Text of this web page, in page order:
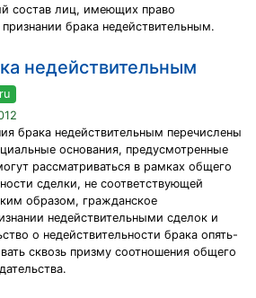
состав лиц, имеющих право
брака недействительным.
недействительным
брака недействительным перечислены
основания, предусмотренные
рассматриваться в рамках общего
сделки, не соответствующей
образом, гражданское
недействительными сделок и
о недействительности брака опять-
сквозь призму соотношения общего